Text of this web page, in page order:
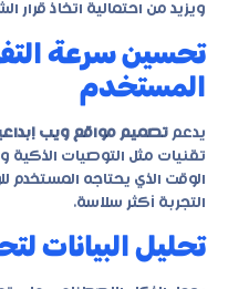
ويزيد من احتمالية اتخاذ قرار
تحسين سرعة
المستخدم
يدعم تصميم مواقع ويب
تقنيات مثل التوصيات الذكية
الوقت الذي يحتاجه المستخدم
التجربة أكثر سلاسة.
تحليل البيانات